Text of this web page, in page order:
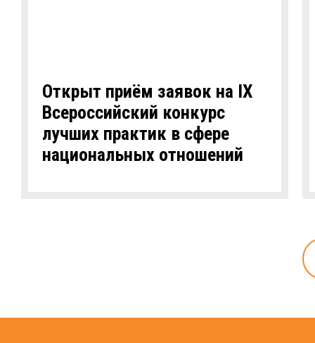
Открыт приём заявок на IХ
Всероссийский конкурс
лучших практик в сфере
национальных отношений